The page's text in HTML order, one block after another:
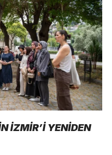
İZMİR’İ YENİDEN